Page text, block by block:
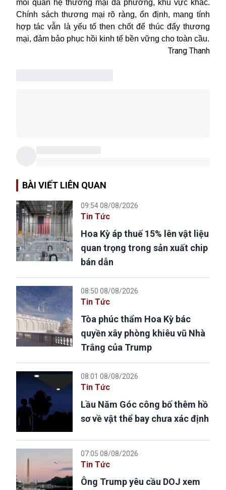
mối quan hệ thương mại đa phương, khu vực khác.
Chính sách thương mại rõ ràng, ổn định, mang tính
hợp tác vẫn là yếu tố then chốt để thúc đẩy thương
mại, đảm bảo phục hồi kinh tế bền vững cho toàn cầu.
Trang Thanh
BÀI VIẾT LIÊN QUAN
09:54 08/08/2026
Tin Tức
Hoa Kỳ áp thuế 15% lên vật liệu
quan trọng trong sản xuất chip
bán dẫn
08:50 08/08/2026
Tin Tức
Tòa phúc thẩm Hoa Kỳ bác
quyền xây phòng khiêu vũ Nhà
Trắng của Trump
08:01 08/08/2026
Tin Tức
Lầu Năm Góc công bố thêm hồ
sơ về vật thể bay chưa xác định
07:05 08/08/2026
Tin Tức
Ông Trump yêu cầu DOJ xem